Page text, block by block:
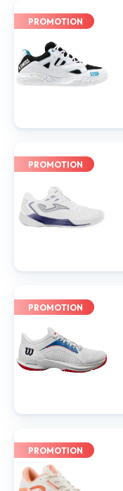
PROMOTION
PROMOTION
PROMOTION
PROMOTION